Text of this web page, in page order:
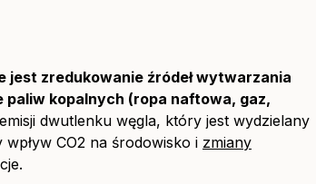
jest zredukowanie źródeł wytwarzania
paliw kopalnych (ropa naftowa, gaz,
dwutlenku węgla, który jest wydzielany
CO2 na środowisko i zmiany